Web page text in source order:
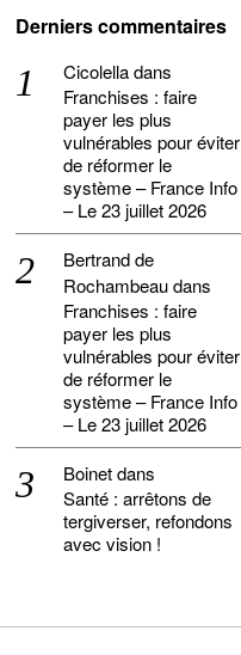
Derniers commentaires
Cicolelladans
Franchises : faire
payer les plus
vulnérables pour éviter
de réformer le
système – France Info
– Le 23 juillet 2026
Bertrand de
Rochambeaudans
Franchises : faire
payer les plus
vulnérables pour éviter
de réformer le
système – France Info
– Le 23 juillet 2026
Boinetdans
Santé : arrêtons de
tergiverser, refondons
avec vision !